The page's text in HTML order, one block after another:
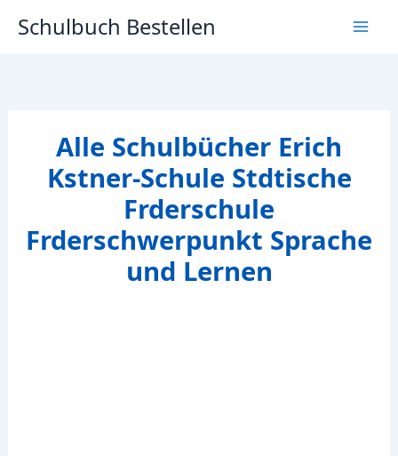
InhaltSchulbuch Bestellen
Alle Schulbücher Erich
Kstner-Schule Stdtische
Frderschule
Frderschwerpunkt Sprache
und Lernen